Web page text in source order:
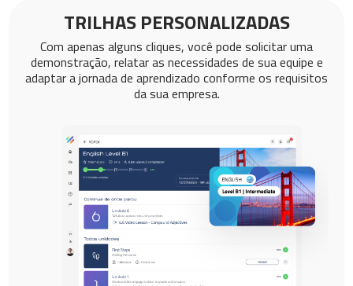
TRILHAS PERSONALIZADAS
Com apenas alguns cliques, você pode solicitar uma
demonstração, relatar as necessidades de sua equipe e
adaptar a jornada de aprendizado conforme os requisitos
da sua empresa.